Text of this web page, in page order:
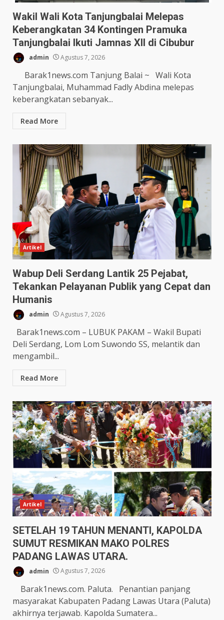
Wakil Wali Kota Tanjungbalai Melepas
Keberangkatan 34 Kontingen Pramuka
Tanjungbalai Ikuti Jamnas XII di Cibubur
admin Agustus 7, 2026
Barak1news.com Tanjung Balai ~ Wali Kota
Tanjungbalai, Muhammad Fadly Abdina melepas
keberangkatan sebanyak...
Read More
Artikel
Wabup Deli Serdang Lantik 25 Pejabat,
Tekankan Pelayanan Publik yang Cepat dan
Humanis
admin Agustus 7, 2026
Barak1news.com – LUBUK PAKAM – Wakil Bupati
Deli Serdang, Lom Lom Suwondo SS, melantik dan
mengambil...
Read More
Artikel
SETELAH 19 TAHUN MENANTI, KAPOLDA
SUMUT RESMIKAN MAKO POLRES
PADANG LAWAS UTARA.
admin Agustus 7, 2026
Barak1news.com. Paluta. Penantian panjang
masyarakat Kabupaten Padang Lawas Utara (Paluta)
akhirnya terjawab. Kapolda Sumatera...